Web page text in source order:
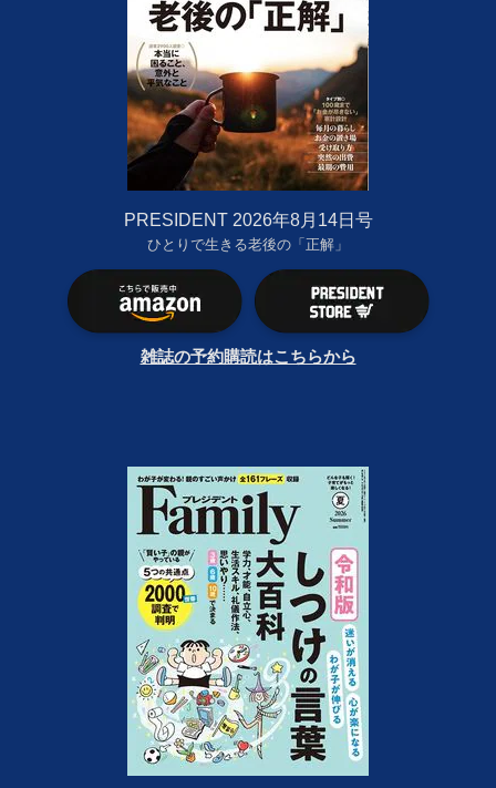
PRESIDENT 2026年8月14日号
ひとりで生きる老後の「正解」
雑誌の予約購読はこちらから